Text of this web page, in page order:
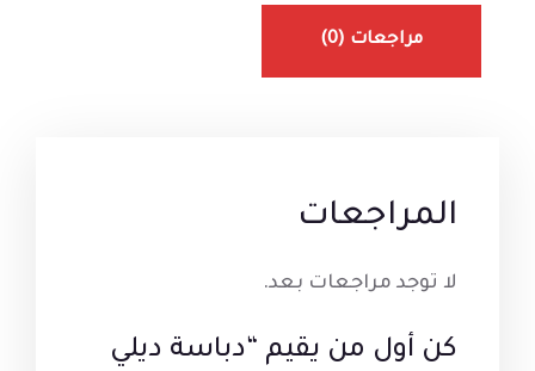
مراجعات (0)
المراجعات
لا توجد مراجعات بعد.
كن أول من يقيم “دباسة ديلي